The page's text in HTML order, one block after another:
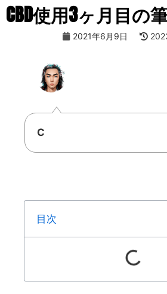
CBD使用3ヶ月目の
2021年6月9日
C
目次